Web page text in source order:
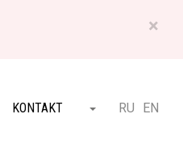
×
KONTAKT Otsi ET
RU EN